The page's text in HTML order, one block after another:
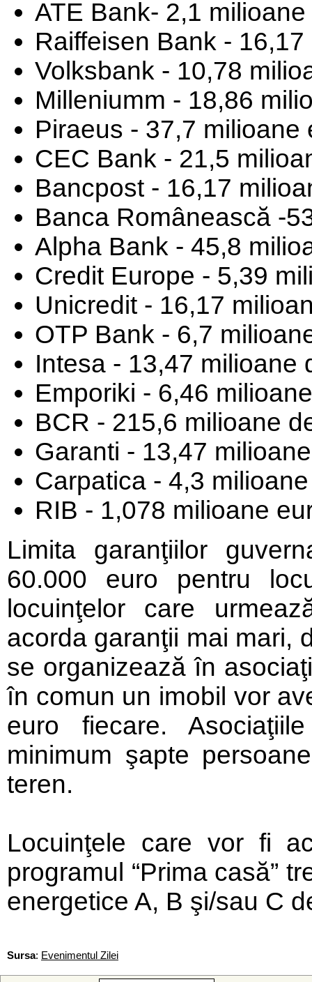
ATE Bank- 2,1
Raiffeisen Bank -
Volksbank - 10,78
Milleniumm - 18,86
Piraeus - 37,7 milioane
CEC Bank - 21,5
Bancpost - 16,17
Banca Românească -
Alpha Bank - 45,8
Credit Europe - 5,39
Unicredit - 16,17
OTP Bank - 6,7
Intesa - 13,47 milioane
Emporiki - 6,46
BCR - 215,6 milioane
Garanti - 13,47
Carpatica - 4,3
RIB - 1,078 milioane
Limita garanţiilor
60.000 euro pentru
locuinţelor care
acorda garanţii mai mari,
se organizează în
în comun un imobil vor
euro fiecare.
minimum şapte
teren.
Locuinţele care vor fi
programul “Prima casă”
energetice A, B şi/sau C
Sursa: Evenimentul Zilei